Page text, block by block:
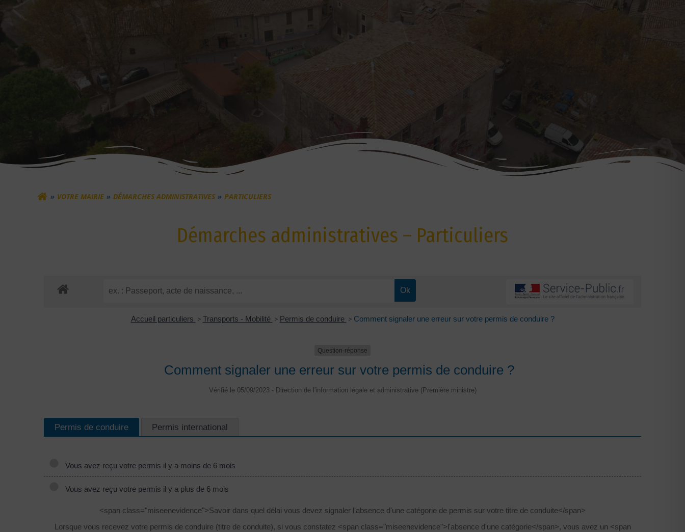
VOTRE MAIRIE DÉMARCHES ADMINISTRATIVES PARTICULIERS
Démarches administratives – Particuliers
Accueil particuliers > Transports - Mobilité > Permis de conduire > Comment signaler une erreur sur votre permis de conduire ?
Question-réponse
Comment signaler une erreur sur votre permis de conduire ?
Vérifié le 05/09/2023 - Direction de l'information légale et administrative (Première ministre)
Permis de conduire Permis international
Vous avez reçu votre permis il y a moins de 6 mois
Vous avez reçu votre permis il y a plus de 6 mois
<span class="miseenevidence">Savoir dans quel délai vous devez signaler l'absence d'une catégorie de permis sur votre titre de conduite</span>
Lorsque vous recevez votre permis de conduire (titre de conduite), si vous constatez <span class="miseenevidence">l'absence d'une catégorie</span>, vous avez un <span